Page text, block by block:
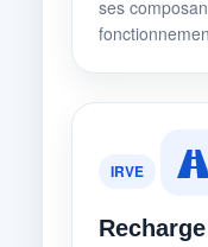
ses
IRVE